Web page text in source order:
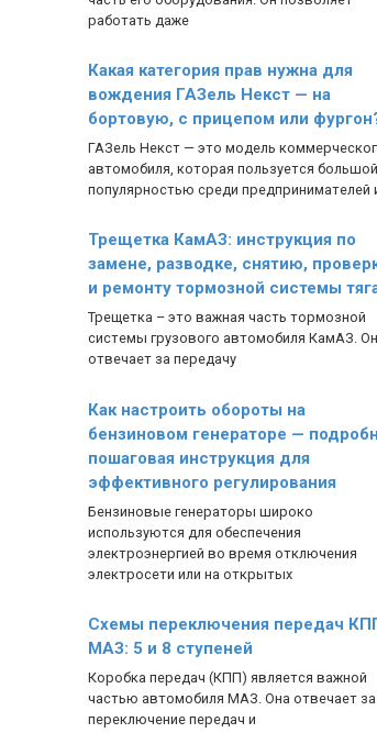
работать даже
Какая категория прав нужна для
вождения ГАЗель Некст — на
бортовую, с прицепом или
ГАЗель Некст — это модель
автомобиля, которая пользуется большой
популярностью среди предпринимателей
Трещетка КамАЗ: инструкция по
замене, разводке, снятию,
и ремонту тормозной системы
Трещетка – это важная часть тормозной
системы грузового автомобиля КамАЗ.
отвечает за передачу
Как настроить обороты на
бензиновом генераторе —
пошаговая инструкция для
эффективного регулирования
Бензиновые генераторы широко
используются для обеспечения
электроэнергией во время отключения
электросети или на открытых
Схемы переключения передач
МАЗ: 5 и 8 ступеней
Коробка передач (КПП) является важной
частью автомобиля МАЗ. Она отвечает за
переключение передач и